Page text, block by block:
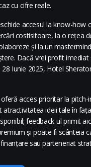
cu cifre reale.
accesul la know-how
costisitoare, la o rețea
și la un
Dacă vrei profit imediat
Iunie 2025, Hotel
acces prioritar la pitch-
ideii tale în
feedback-ul primit
și poate fi scânteia
sau parteneriat